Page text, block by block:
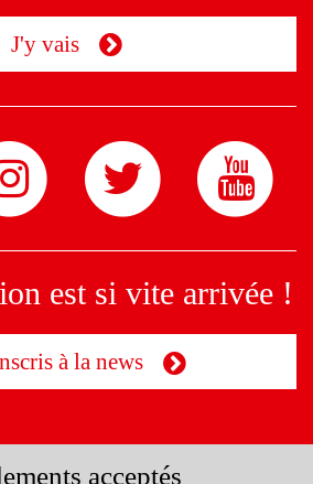
J'y vais
est si vite arrivée !
à la news
acceptés